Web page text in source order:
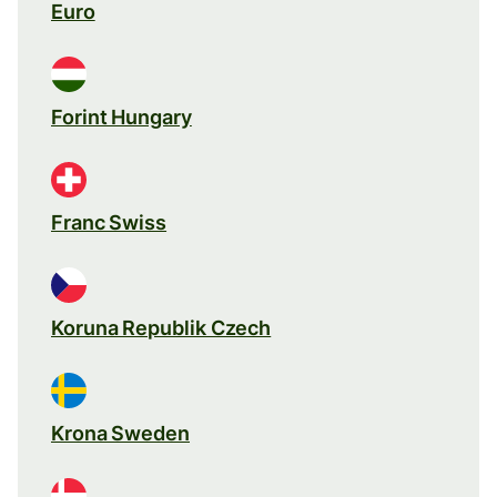
Euro
Forint Hungary
Franc Swiss
Koruna Republik Czech
Krona Sweden